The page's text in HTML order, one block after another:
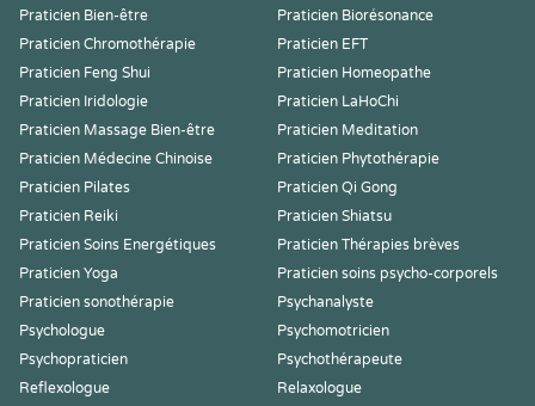
Praticien Bien-être
Praticien Biorésonance
Praticien Chromothérapie
Praticien EFT
Praticien Feng Shui
Praticien Homeopathe
Praticien Iridologie
Praticien LaHoChi
Praticien Massage Bien-être
Praticien Meditation
Praticien Médecine Chinoise
Praticien Phytothérapie
Praticien Pilates
Praticien Qi Gong
Praticien Reiki
Praticien Shiatsu
Praticien Soins Energétiques
Praticien Thérapies brèves
Praticien Yoga
Praticien soins psycho-corporels
Praticien sonothérapie
Psychanalyste
Psychologue
Psychomotricien
Psychopraticien
Psychothérapeute
Reflexologue
Relaxologue